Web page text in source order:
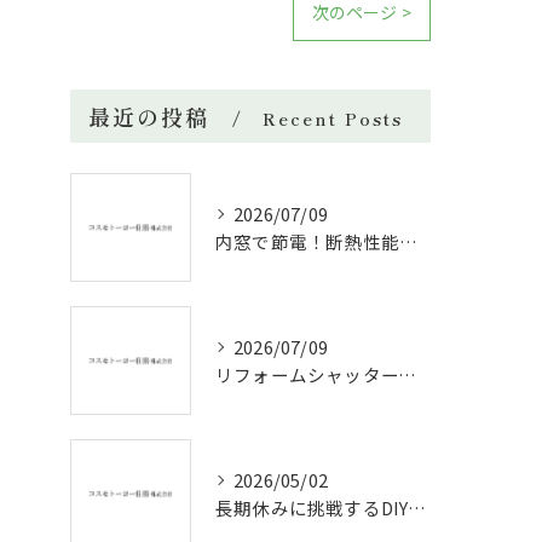
次のページ >
最近の投稿 Recent Posts
2026/07/09
内窓で節電！断熱性能と補助金活用法
2026/07/09
リフォームシャッターで叶える台風対策の効果的方法
2026/05/02
長期休みに挑戦するDIYリフォームの極意